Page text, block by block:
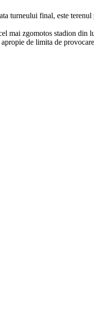
turneului final, este
mai zgomotos stadion din
de limita de